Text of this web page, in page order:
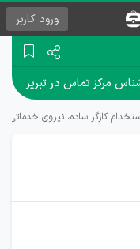
ورود کاربر
مرکز تماس در تبریز
کارگر ساده، نیروی خدماتی